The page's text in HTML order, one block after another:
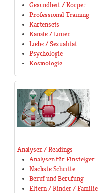
Gesundheit / Körper
Professional Training
Kartensets
Kanäle / Linien
Liebe / Sexualität
Psychologie
Kosmologie
Analysen / Readings
Analysen für Einsteiger
Nächste Schritte
Beruf und Berufung
Eltern / Kinder / Familie